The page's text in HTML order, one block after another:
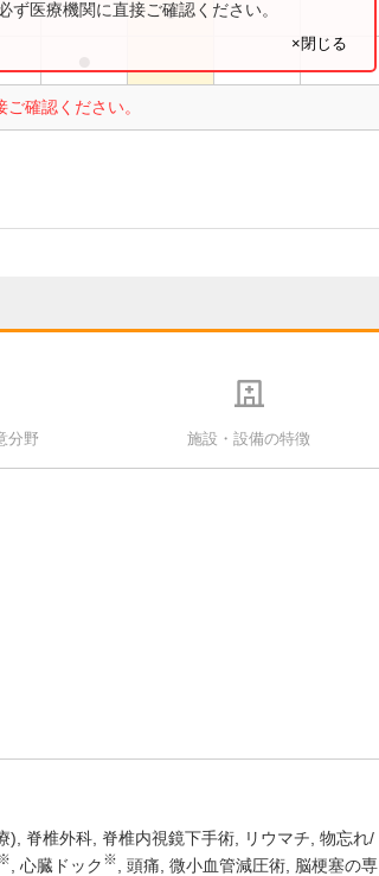
●
確認ください。
医療機関に直接ご確認ください。
×閉じる
分野 施設・設備の特徴
) 脊椎外科 脊椎内視鏡下手術 リウマチ 物忘れ/
心臓ドック ※ 頭痛 微小血管減圧術
脳梗塞の専